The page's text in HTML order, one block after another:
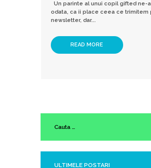
Un parinte al unui copil gifted ne-
odata, ca ii place ceea ce trimitem
newsletter, dar...
READ MORE
ULTIMELE POSTARI